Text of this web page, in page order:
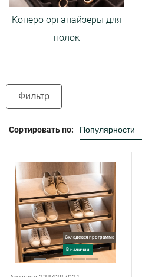
Конеро органайзеры для
полок
Фильтр
Сортировать по:
Складская программа
в наличии